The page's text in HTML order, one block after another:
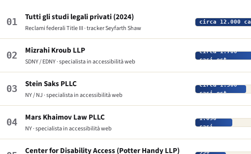
01 Tutti gli studi legali privati (2024)
Reclami federali Title III · tracker Seyfarth Shaw
circa 12.000
02 Mizrahi Kroub LLP
SDNY / EDNY · specialista in accessibilità web
circa 1.700
casi est.
03 Stein Saks PLLC
NY / NJ · specialista in accessibilità web
circa 1.500
casi est.
04 Mars Khaimov Law PLLC
NY · specialista in accessibilità web
1.050
casi
Center for Disability Access (Potter Handy LLP)
930